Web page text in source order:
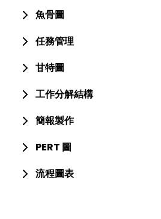
魚骨圖
任務管理
甘特圖
工作分解結構
簡報製作
PERT 圖
流程圖表